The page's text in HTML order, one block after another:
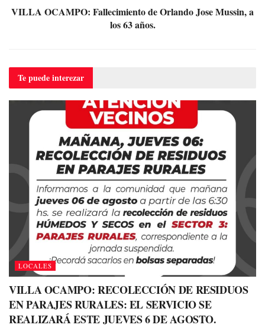
VILLA OCAMPO: Fallecimiento de Orlando Jose Mussin, a
los 63 años.
Te puedeinterezar
LOCALES
VILLA OCAMPO: RECOLECCIÓN DE RESIDUOS
EN PARAJES RURALES: EL SERVICIO SE
REALIZARÁ ESTE JUEVES 6 DE AGOSTO.